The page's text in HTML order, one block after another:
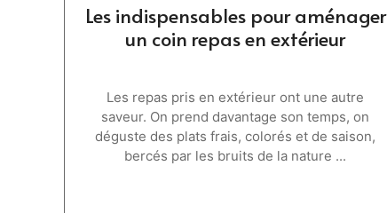
Les indispensables pour aménager
un coin repas en extérieur
Les repas pris en extérieur ont une autre
saveur. On prend davantage son temps, on
déguste des plats frais, colorés et de saison,
bercés par les bruits de la nature ...